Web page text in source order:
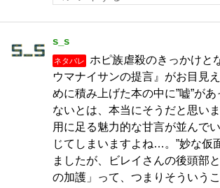
s_s
ネタバレ
ホピ族虐殺のきっかけと
ウマナイサンの提言』がお目見
めに積み上げた本の中に”嘘”が
ないとは、本当にそうだと思い
用に足る魅力的な甘言が並んで
じてしまいますよね…。”妙な仮
ましたが、ビレイさんの後頭部
の加護」って、つまりそういう